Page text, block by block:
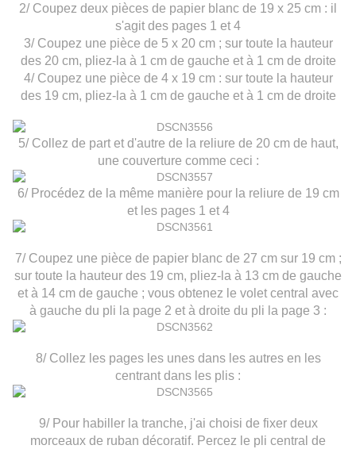
2/ Coupez deux pièces de papier blanc de 19 x 25 cm : il
s'agit des pages 1 et 4
3/ Coupez une pièce de 5 x 20 cm ; sur toute la hauteur
des 20 cm, pliez-la à 1 cm de gauche et à 1 cm de droite
4/ Coupez une pièce de 4 x 19 cm : sur toute la hauteur
des 19 cm, pliez-la à 1 cm de gauche et à 1 cm de droite
5/ Collez de part et d'autre de la reliure de 20 cm de haut,
une couverture comme ceci :
6/ Procédez de la même manière pour la reliure de 19 cm
et les pages 1 et 4
7/ Coupez une pièce de papier blanc de 27 cm sur 19 cm ;
sur toute la hauteur des 19 cm, pliez-la à 13 cm de gauche
et à 14 cm de gauche ; vous obtenez le volet central avec
à gauche du pli la page 2 et à droite du pli la page 3 :
8/ Collez les pages les unes dans les autres en les
centrant dans les plis :
9/ Pour habiller la tranche, j'ai choisi de fixer deux
morceaux de ruban décoratif. Percez le pli central de